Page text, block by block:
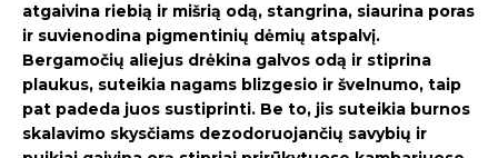
atgaivina riebią ir mišrią odą, stangrina, siaurina poras
ir suvienodina pigmentinių dėmių atspalvį.
Bergamočių aliejus drėkina galvos odą ir stiprina
plaukus, suteikia nagams blizgesio ir švelnumo, taip
pat padeda juos sustiprinti. Be to, jis suteikia burnos
skalavimo skysčiams dezodoruojančių savybių ir